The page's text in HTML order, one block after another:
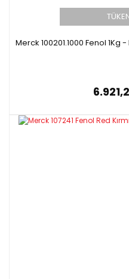
Merck 100201.1000 Fenol